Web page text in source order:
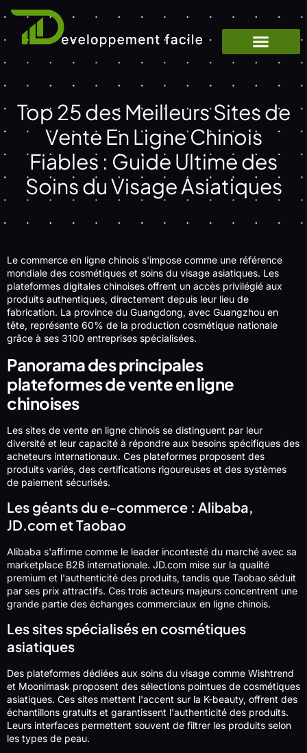
Top 25 des Meilleurs Sites de
Vente En Ligne Chinois
Fiables : Guide Ultime des
Soins du Visage Asiatiques
Le commerce en ligne chinois s'impose comme une référence
mondiale des cosmétiques et soins du visage asiatiques. Les
plateformes digitales chinoises offrent un accès privilégié aux
produits authentiques, directement depuis leur lieu de
fabrication. La province du Guangdong, avec Guangzhou en
tête, représente 60% de la production cosmétique nationale
grâce à ses 3100 entreprises spécialisées.
Panorama des principales
plateformes de vente en ligne
chinoises
Les sites de vente en ligne chinois se distinguent par leur
diversité et leur capacité à répondre aux besoins spécifiques des
acheteurs internationaux. Ces plateformes proposent des
produits variés, des certifications rigoureuses et des systèmes
de paiement sécurisés.
Les géants du e-commerce : Alibaba,
JD.com et Taobao
Alibaba s'affirme comme le leader incontesté du marché avec sa
marketplace B2B internationale. JD.com mise sur la qualité
premium et l'authenticité des produits, tandis que Taobao séduit
par ses prix attractifs. Ces trois acteurs majeurs concentrent une
grande partie des échanges commerciaux en ligne chinois.
Les sites spécialisés en cosmétiques
asiatiques
Des plateformes dédiées aux soins du visage comme Wishtrend
et Moonimask proposent des sélections pointues de cosmétiques
asiatiques. Ces sites mettent l'accent sur la K-beauty, offrent des
échantillons gratuits et garantissent l'authenticité des produits.
Leurs interfaces permettent souvent de filtrer les produits selon
les types de peau.